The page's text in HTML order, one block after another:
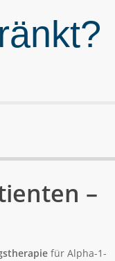
–
für Alpha-1-